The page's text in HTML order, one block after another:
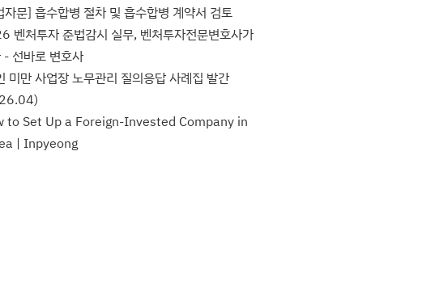
자문] 흡수합병 절차 및 흡수합병 계약서 검토
벤처투자 준법감시 실무, 벤처투자전문변호사가
- 선바로 변호사
미만 사업장 노무관리 질의응답 사례집 발간
to Set Up a Foreign-Invested Company in
| Inpyeong